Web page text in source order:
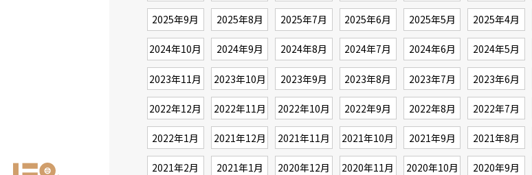
2025年9月 2025年8月 2025年7月 2025年6月 2025年5月 2025年4月
2024年10月 2024年9月 2024年8月 2024年7月 2024年6月 2024年5月
2023年11月 2023年10月 2023年9月 2023年8月 2023年7月 2023年6月
2022年12月 2022年11月 2022年10月 2022年9月 2022年8月 2022年7月
2022年1月 2021年12月 2021年11月 2021年10月 2021年9月 2021年8月
2021年2月 2021年1月 2020年12月 2020年11月 2020年10月 2020年9月